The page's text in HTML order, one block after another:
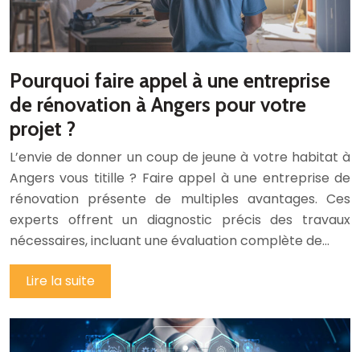
Pourquoi faire appel à une entreprise
de rénovation à Angers pour votre
projet ?
L’envie de donner un coup de jeune à votre habitat à
Angers vous titille ? Faire appel à une entreprise de
rénovation présente de multiples avantages. Ces
experts offrent un diagnostic précis des travaux
nécessaires, incluant une évaluation complète de…
Lire la suite